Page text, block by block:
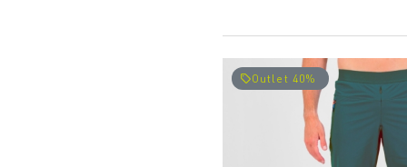
local_offerOutlet 40%